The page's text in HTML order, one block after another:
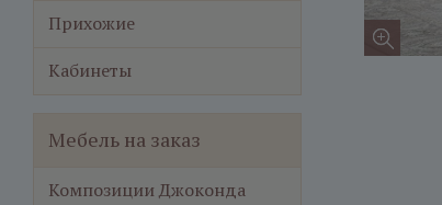
Прихожие
Кабинеты
Мебель на заказ
Композиции Джоконда